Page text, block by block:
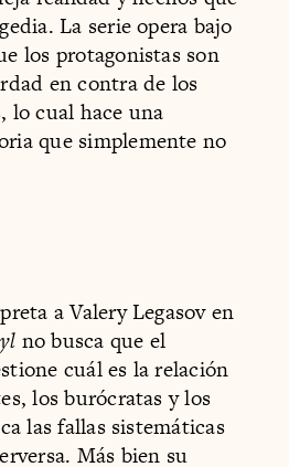
La serie opera bajo
los protagonistas son
en contra de los
lo cual hace una
que simplemente no
a Valery Legasov en
no busca que el
cuál es la relación
los burócratas y los
las fallas sistemáticas
Más bien su